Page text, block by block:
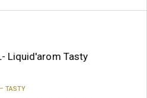
TASTY